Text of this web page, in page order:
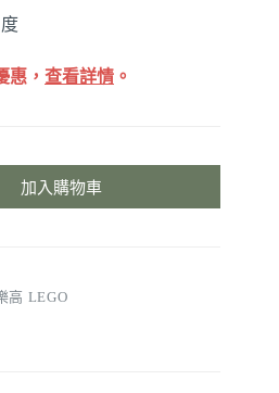
惠， 查看詳情 。
加入購物車
高 LEGO